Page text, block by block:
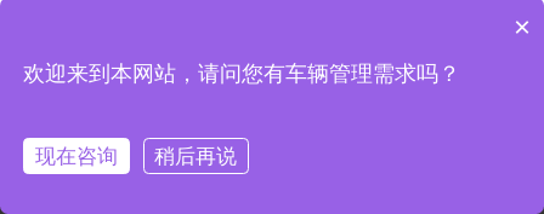
联系客户经理获取免费使用：
×
欢迎来到本网站，请问您有车辆管理需求吗？
现在咨询 稍后再说